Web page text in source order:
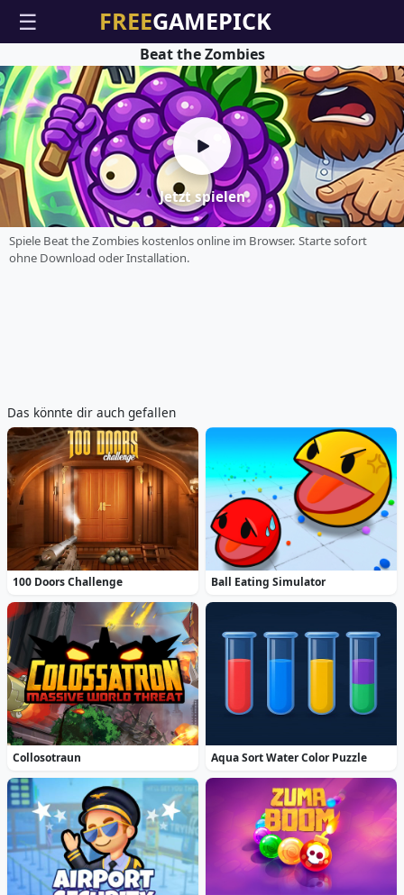
☰
Jetzt spielen
Beat the Zombies
Spiele Beat the Zombies kostenlos online im Browser. Starte sofort
ohne Download oder Installation.
Das könnte dir auch gefallen
100 Doors Challenge Ball Eating Simulator
Collosotraun Aqua Sort Water Color Puzzle